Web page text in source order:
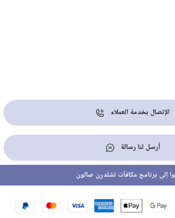
الإتصال بخدمة العملاء
أرسل لنا رسالة
إلى برنامج مكافآت تشلدرن صالون